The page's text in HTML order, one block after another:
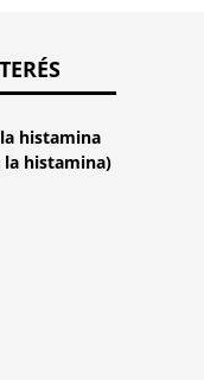
histamina
histamina)